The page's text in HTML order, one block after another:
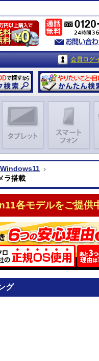
会員ログ
Windows11
ラ搭載
各モデルをご提供
グ